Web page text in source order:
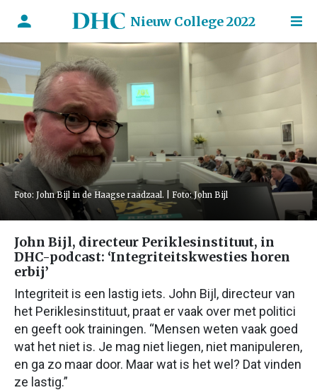
Nieuw College 2022
Foto: John Bijl in de Haagse raadzaal. | Foto: John Bijl
John Bijl, directeur Periklesinstituut, in
DHC-podcast: ‘Integriteitskwesties horen
erbij’
Integriteit is een lastig iets. John Bijl, directeur van
het Periklesinstituut, praat er vaak over met politici
en geeft ook trainingen. “Mensen weten vaak goed
wat het niet is. Je mag niet liegen, niet manipuleren,
en ga zo maar door. Maar wat is het wel? Dat vinden
ze lastig.”